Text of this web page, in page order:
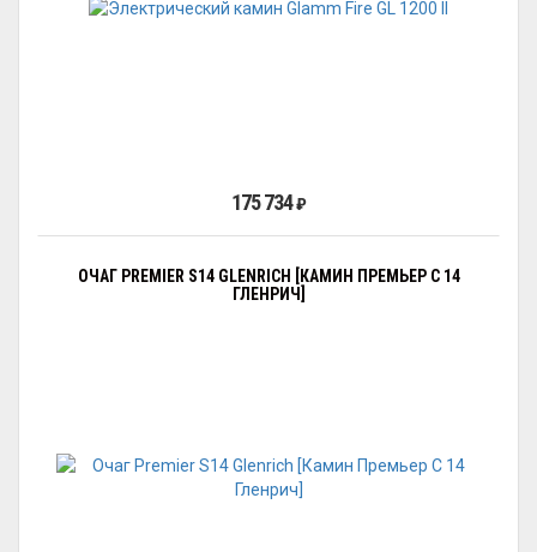
175 734₽
ОЧАГ PREMIER S14 GLENRICH [КАМИН ПРЕМЬЕР С 14
ГЛЕНРИЧ]